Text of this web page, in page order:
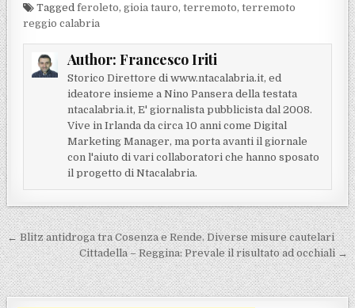
Taggedferoleto,gioia tauro,terremoto,terremoto
reggio calabria
Author: Francesco Iriti
Storico Direttore di www.ntacalabria.it, ed
ideatore insieme a Nino Pansera della testata
ntacalabria.it, E' giornalista pubblicista dal 2008.
Vive in Irlanda da circa 10 anni come Digital
Marketing Manager, ma porta avanti il giornale
con l'aiuto di vari collaboratori che hanno sposato
il progetto di Ntacalabria.
Navigazione articoli
← Blitz antidroga tra Cosenza e Rende. Diverse misure cautelari
Cittadella – Reggina: Prevale il risultato ad occhiali →